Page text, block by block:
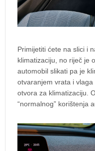
Primijetiti ćete na slici i
klimatizaciju, no riječ je
automobil slikati pa je
otvaranjem vrata i
otvora za klimatizaciju.
“normalnog” korištenja